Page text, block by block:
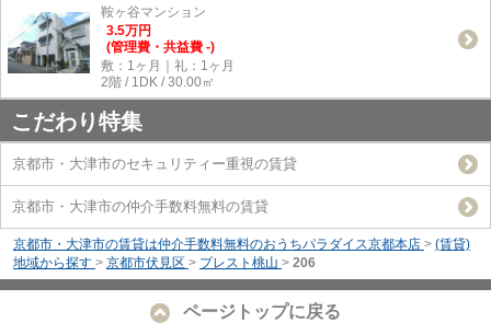
鞍ヶ谷マンション
3.5万円
(管理費・共益費 -)
敷：1ヶ月｜礼：1ヶ月
2階 / 1DK / 30.00㎡
こだわり特集
京都市・大津市のセキュリティー重視の賃貸
京都市・大津市の仲介手数料無料の賃貸
京都市・大津市の賃貸は仲介手数料無料のおうちパラダイス京都本店 > (賃貸)
地域から探す > 京都市伏見区 > プレスト桃山 > 206
ページトップに戻る